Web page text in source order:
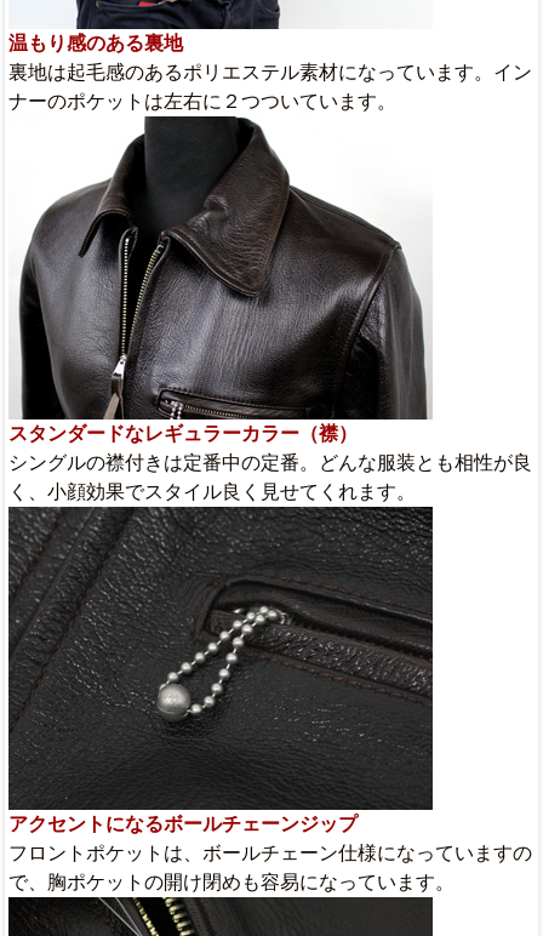
温もり感のある裏地
裏地は起毛感のあるポリエステル素材になっています。イン
ナーのポケットは左右に２つついています。
スタンダードなレギュラーカラー（襟）
シングルの襟付きは定番中の定番。どんな服装とも相性が良
く、小顔効果でスタイル良く見せてくれます。
アクセントになるボールチェーンジップ
フロントポケットは、ボールチェーン仕様になっていますの
で、胸ポケットの開け閉めも容易になっています。